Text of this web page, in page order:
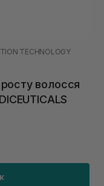
TECHNOLOGY
волосся